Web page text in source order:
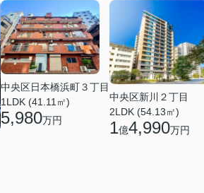
中央区日本橋浜町３丁目
1LDK (41.11㎡)
5,980万円
中央区新川２丁目
2LDK (54.13㎡)
1億4,990万円